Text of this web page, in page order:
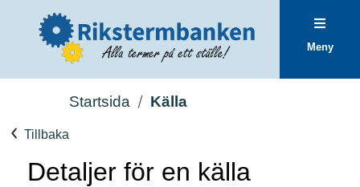
Meny
Startsida Källa
Tillbaka
Detaljer för en källa